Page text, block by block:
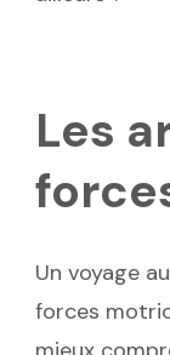
Les
Un voyage
forces